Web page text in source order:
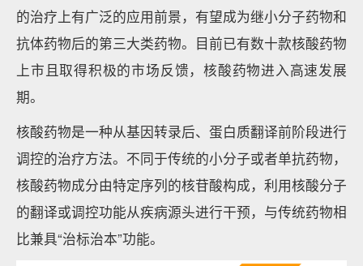
的治疗上有广泛的应用前景，有望成为继小分子药物和
抗体药物后的第三大类药物。目前已有数十款核酸药物
上市且取得积极的市场反馈，核酸药物进入高速发展
期。
核酸药物是一种从基因转录后、蛋白质翻译前阶段进行
调控的治疗方法。不同于传统的小分子或者单抗药物，
核酸药物成分由特定序列的核苷酸构成，利用核酸分子
的翻译或调控功能从疾病源头进行干预，与传统药物相
比兼具“治标治本”功能。